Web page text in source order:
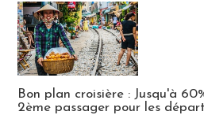
Bon plan croisière : Jusqu'à
2ème passager pour les